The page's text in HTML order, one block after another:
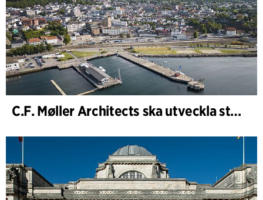
C.F. Møller Architects ska utveckla strategin för ”Knutepunkt Larvik och indre havn”